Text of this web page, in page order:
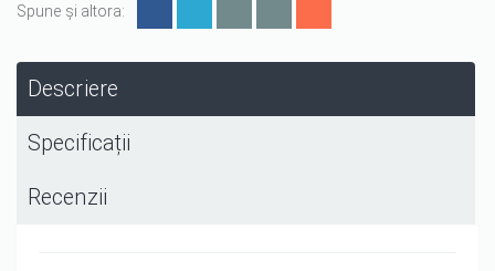
Spune și altora:
Descriere
Specificații
Recenzii